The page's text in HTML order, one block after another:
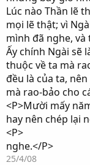
Lúc nào Thần lẽ
mọi lẽ thật; vì
mình đã nghe,
Ấy chính Ngài sẽ
thuộc về ta mà
đều là của ta,
mà rao-bảo cho
<P>Mười mấy
hay nên chép lại
<P> ACE
nghe.</P>
25/4/08